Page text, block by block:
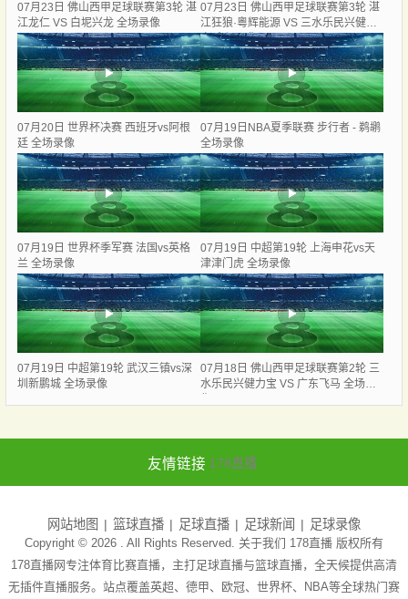
07月23日 佛山西甲足球联赛第3轮 湛
江龙仁 VS 白坭兴龙 全场录像
07月23日 佛山西甲足球联赛第3轮 湛
江狂狼·粵辉能源 VS 三水乐民兴健力
宝 全场录像
07月20日 世界杯决赛 西班牙vs阿根
廷 全场录像
07月19日NBA夏季联赛 步行者 - 鹈鹕
全场录像
07月19日 世界杯季军赛 法国vs英格
兰 全场录像
07月19日 中超第19轮 上海申花vs天
津津门虎 全场录像
07月19日 中超第19轮 武汉三镇vs深
圳新鹏城 全场录像
07月18日 佛山西甲足球联赛第2轮 三
水乐民兴健力宝 VS 广东飞马 全场录
友情链接 178直播
网站地图 篮球直播 足球直播 足球新闻 足球录像
Copyright © 2026 . All Rights Reserved. 关于我们 178直播 版权所有
178直播网专注体育比赛直播，主打足球直播与篮球直播，全天候提供高清
无插件直播服务。站点覆盖英超、德甲、欧冠、世界杯、NBA等全球热门赛